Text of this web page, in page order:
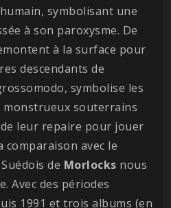
symbolisant une
à son paroxysme. De
à la surface pour
descendants de
symbolise les
monstrueux souterrains
leur repaire pour jouer
comparaison avec le
de Morlocks nous
Avec des périodes
1991 et trois albums (en